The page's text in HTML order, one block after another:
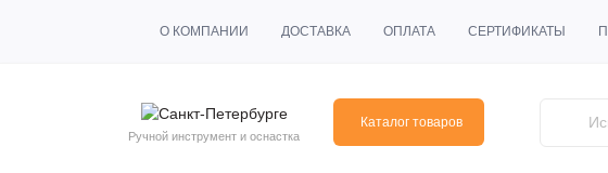
О КОМПАНИИ ДОСТАВКА ОПЛАТА СЕРТИФИКАТЫ
Ручной инструмент и оснастка
Каталог товаров